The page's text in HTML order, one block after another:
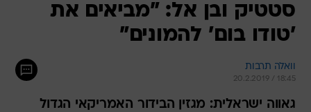
סטטיק ובן אל: "מביאים את
'טודו בום' להמונים"
וואלה תרבות
20.2.2019 / 18:45
גאווה ישראלית: מגזין הבידור האמריקאי הגדול